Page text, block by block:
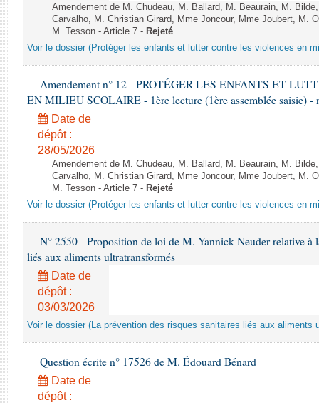
Amendement de M. Chudeau, M. Ballard, M. Beaurain, M.
Carvalho, M. Christian Girard, Mme Joncour, Mme Joubert, M.
M. Tesson - Article 7 - Rejeté
Voir le dossier (Protéger les enfants et lutter contre les violences en
Amendement n° 12 - PROTÉGER LES ENFANTS ET
EN MILIEU SCOLAIRE - 1ère lecture (1ère assemblée saisie) -
Date de
dépôt :
28/05/2026
Amendement de M. Chudeau, M. Ballard, M. Beaurain, M.
Carvalho, M. Christian Girard, Mme Joncour, Mme Joubert, M.
M. Tesson - Article 7 - Rejeté
Voir le dossier (Protéger les enfants et lutter contre les violences en
N° 2550 - Proposition de loi de M. Yannick Neuder relative à
liés aux aliments ultratransformés
Date de
dépôt :
03/03/2026
Voir le dossier (La prévention des risques sanitaires liés aux aliments
Question écrite n° 17526 de M. Édouard Bénard
Date de
dépôt :